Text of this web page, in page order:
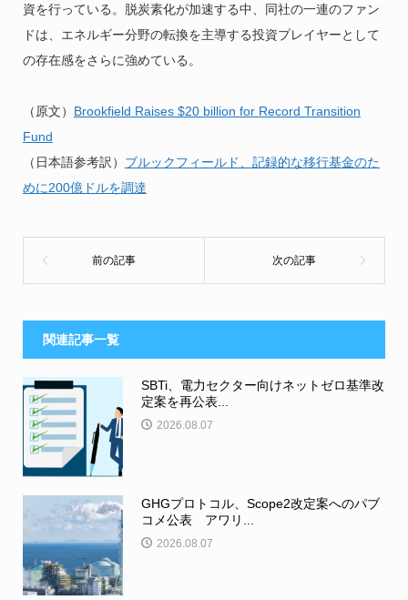
資を行っている。脱炭素化が加速する中、同社の一連のファン
ドは、エネルギー分野の転換を主導する投資プレイヤーとして
の存在感をさらに強めている。
（原文） Brookfield Raises $20 billion for Record Transition
Fund
（日本語参考訳） ブルックフィールド、記録的な移行基金のた
めに200億ドルを調達
関連記事一覧
SBTi、電力セクター向けネットゼロ基準改
定案を再公表...
2026.08.07
GHGプロトコル、Scope2改定案へのパブ
コメ公表 アワリ...
2026.08.07